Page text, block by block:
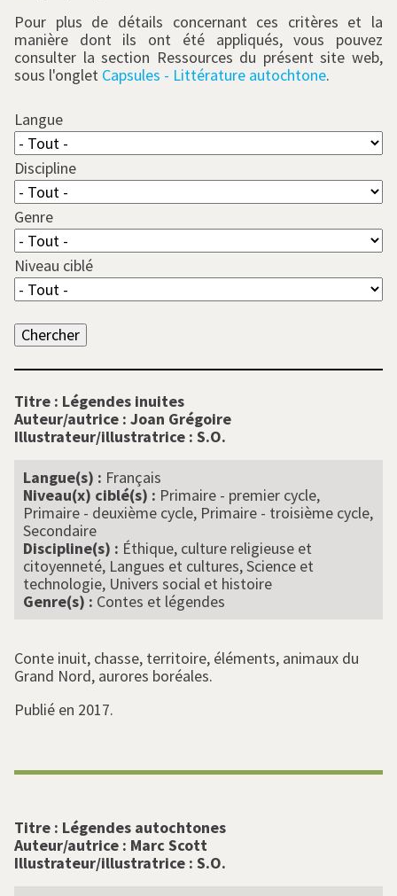
Pour plus de détails concernant ces critères et la
manière dont ils ont été appliqués, vous pouvez
consulter la section Ressources du présent site web,
sous l'onglet Capsules - Littérature autochtone.
Langue
Discipline
Genre
Niveau ciblé
Titre : Légendes inuites
Auteur/autrice : Joan Grégoire
Illustrateur/illustratrice : S.O.
Langue(s) : Français
Niveau(x) ciblé(s) : Primaire - premier cycle,
Primaire - deuxième cycle, Primaire - troisième cycle,
Secondaire
Discipline(s) : Éthique, culture religieuse et
citoyenneté, Langues et cultures, Science et
technologie, Univers social et histoire
Genre(s) : Contes et légendes
Conte inuit, chasse, territoire, éléments, animaux du
Grand Nord, aurores boréales.
Publié en 2017.
Titre : Légendes autochtones
Auteur/autrice : Marc Scott
Illustrateur/illustratrice : S.O.